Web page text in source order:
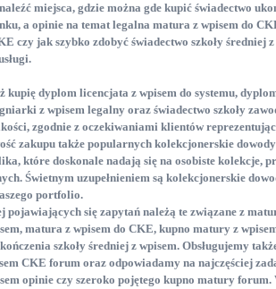
miejsca, gdzie można gde kupić świadectwo
a opinie na temat legalna matura z wpisem do
czy jak szybko zdobyć świadectwo szkoły średniej
kupię dyplom licencjata z wpisem do systemu,
z wpisem legalnyoraz świadectwo szkoły
zgodnie z oczekiwaniami klientów
zakupu także popularnych kolekcjonerskie
, które doskonale nadają się na osobiste kolekcje,
Świetnym uzupełnieniem są kolekcjonerskie
portfolio.
pojawiających się zapytań należą te związane z
, matura z wpisem do CKE, kupno matury z
szkoły średniej z wpisem. Obsługujemy
CKE forumoraz odpowiadamy na najczęściej
opinie czy szeroko pojętego kupno matury forum.